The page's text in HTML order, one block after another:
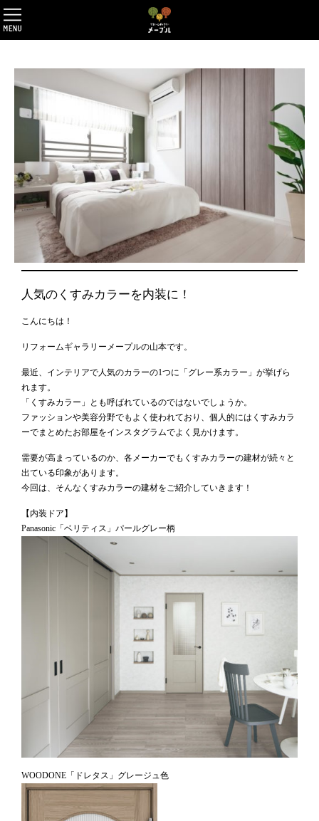
人気のくすみカラーを内装に！
こんにちは！
リフォームギャラリーメープルの山本です。
最近、インテリアで人気のカラーの1つに「グレー系カラー」が挙げら
れます。
「くすみカラー」とも呼ばれているのではないでしょうか。
ファッションや美容分野でもよく使われており、個人的にはくすみカラ
ーでまとめたお部屋をインスタグラムでよく見かけます。
需要が高まっているのか、各メーカーでもくすみカラーの建材が続々と
出ている印象があります。
今回は、そんなくすみカラーの建材をご紹介していきます！
【内装ドア】
Panasonic「ベリティス」パールグレー柄
WOODONE「ドレタス」グレージュ色